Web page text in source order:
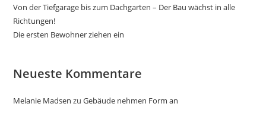
Von der Tiefgarage bis zum Dachgarten – Der Bau wächst in alle
Richtungen!
Die ersten Bewohner ziehen ein
Neueste Kommentare
Melanie Madsen zuGebäude nehmen Form an